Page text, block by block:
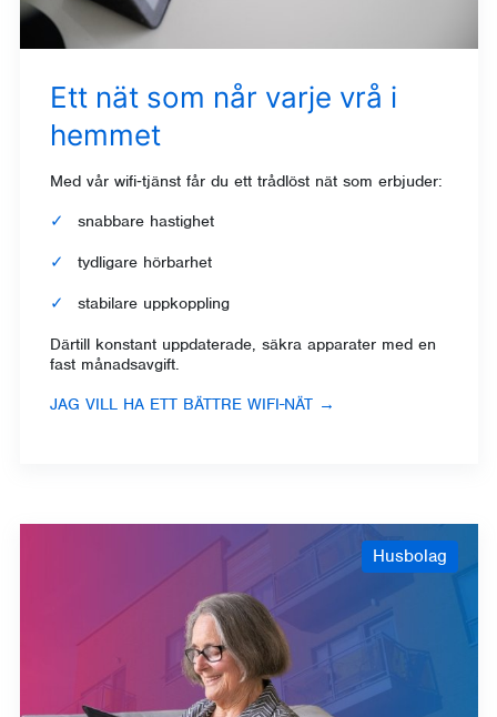
Ett nät som når varje vrå i
hemmet
Med vår wifi‑tjänst får du ett trådlöst nät som erbjuder:
snabbare hastighet
tydligare hörbarhet
stabilare uppkoppling
Därtill konstant uppdaterade, säkra apparater med en
fast månadsavgift.
JAG VILL HA ETT BÄTTRE WIFI-NÄT →
Husbolag